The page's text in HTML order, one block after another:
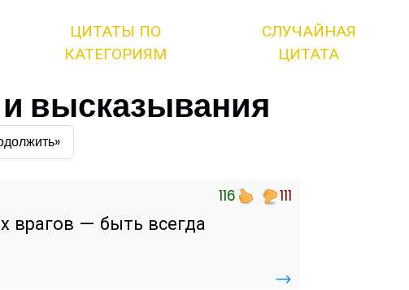
ЦИТАТЫ ПО
КАТЕГОРИЯМ
СЛУЧАЙНАЯ
ЦИТАТА
высказывания
116 111
врагов — быть всегда
→